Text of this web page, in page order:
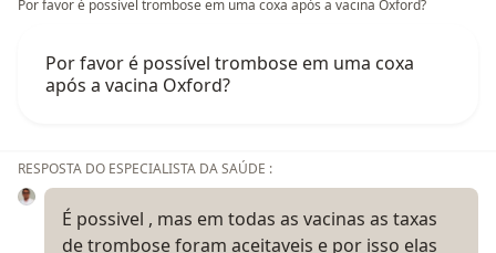
Por favor é possível trombose em uma coxa após a vacina Oxford?
Por favor é possível trombose em uma coxa
após a vacina Oxford?
RESPOSTA DO ESPECIALISTA DA SAÚDE :
É possivel , mas em todas as vacinas as taxas
de trombose foram aceitaveis e por isso elas